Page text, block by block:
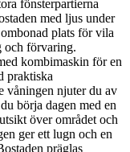
fönsterpartierna
med ljus under
plats för vila
och förvaring.
kombimaskin för en
praktiska
våningen njuter du av
börja dagen med en
över området och
ger ett lugn och en
präglas